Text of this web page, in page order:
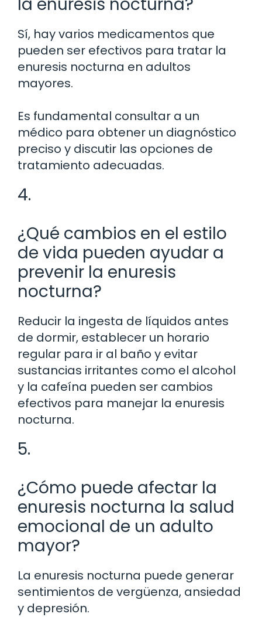
Sí, hay varios medicamentos que
pueden ser efectivos para tratar la
enuresis nocturna en adultos
mayores.
Es fundamental consultar a un
médico para obtener un diagnóstico
preciso y discutir las opciones de
tratamiento adecuadas.
4.
¿Qué cambios en el estilo
de vida pueden ayudar a
prevenir la enuresis
nocturna?
Reducir la ingesta de líquidos antes
de dormir, establecer un horario
regular para ir al baño y evitar
sustancias irritantes como el alcohol
y la cafeína pueden ser cambios
efectivos para manejar la enuresis
nocturna.
5.
¿Cómo puede afectar la
enuresis nocturna la salud
emocional de un adulto
mayor?
La enuresis nocturna puede generar
sentimientos de vergüenza, ansiedad
y depresión.